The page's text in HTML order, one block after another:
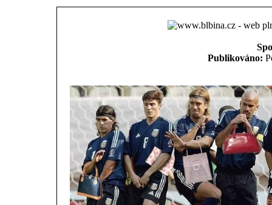
Publikováno: